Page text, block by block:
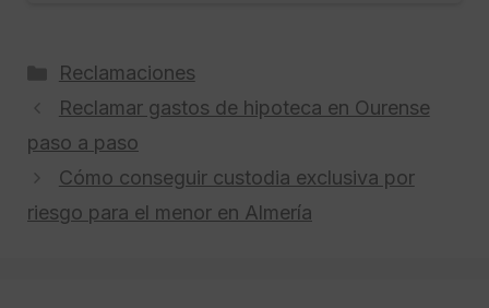
Categorías
Reclamaciones
Reclamar gastos de hipoteca en Ourense
paso a paso
Cómo conseguir custodia exclusiva por
riesgo para el menor en Almería